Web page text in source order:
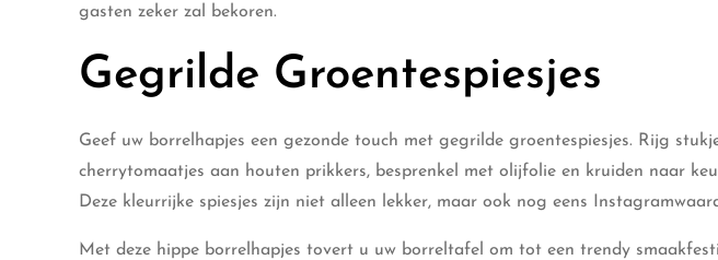
gasten zeker zal bekoren.
Gegrilde Groentespiesjes
Geef uw borrelhapjes een gezonde touch met gegrilde groentespiesjes. Rijg
cherrytomaatjes aan houten prikkers, besprenkel met olijfolie en kruiden naar
Deze kleurrijke spiesjes zijn niet alleen lekker, maar ook nog eens
Met deze hippe borrelhapjes tovert u uw borreltafel om tot een trendy